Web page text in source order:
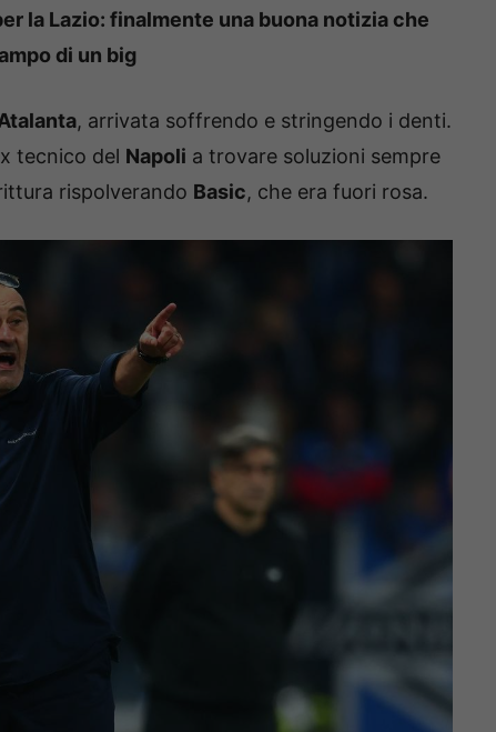
la Lazio: finalmente una buona notizia che
di un big
, arrivata soffrendo e stringendo i denti.
tecnico del Napoli a trovare soluzioni sempre
rispolverando Basic, che era fuori rosa.